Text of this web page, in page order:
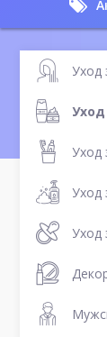
Уход
Уход
Уход
Уход